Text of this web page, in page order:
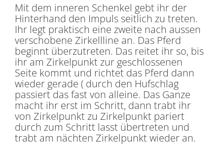
Mit dem inneren Schenkel gebt ihr der
Hinterhand den Impuls seitlich zu treten.
Ihr legt praktisch eine zweite nach aussen
verschobene Zirkellline an. Das Pferd
beginnt überzutreten. Das reitet ihr so, bis
ihr am Zirkelpunkt zur geschlossenen
Seite kommt und richtet das Pferd dann
wieder gerade ( durch den Hufschlag
passiert das fast von alleine. Das Ganze
macht ihr erst im Schritt, dann trabt ihr
von Zirkelpunkt zu Zirkelpunkt pariert
durch zum Schritt lasst übertreten und
trabt am nächten Zirkelpunkt wieder an.